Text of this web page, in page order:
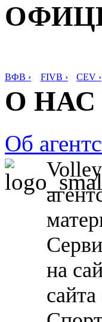
ВФВ › FIVB › CEV ›
О НАС
Об
на